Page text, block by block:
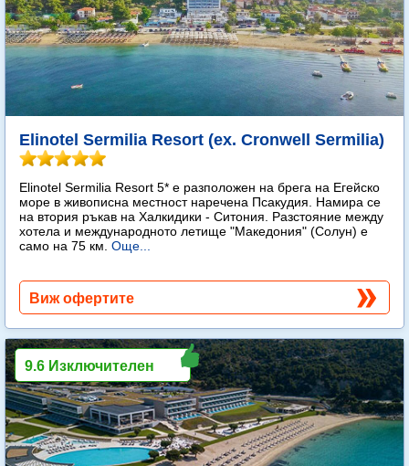
Elinotel Sermilia Resort (ex. Cronwell Sermilia)
Elinotel Sermilia Resort 5* е разположен на брега на Егейско
море в живописна местност наречена Псакудия. Намира се
на втория ръкав на Халкидики - Ситония. Разстояние между
хотела и международното летище "Македония" (Солун) е
само на 75 км. Още...
Виж офертите
9.6 Изключителен